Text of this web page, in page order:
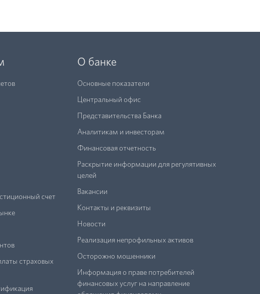
счет
страховых
О банке
Основные показатели
Центральный офис
Представительства Банка
Аналитикам и инвесторам
Финансовая отчетность
Раскрытие информации для регулятивных
целей
Вакансии
Контакты и реквизиты
Новости
Реализация непрофильных активов
Осторожно мошенники
Информация о праве потребителей
финансовых услуг на направление